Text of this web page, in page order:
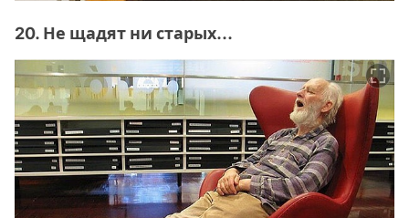
20. Не щадят ни старых...